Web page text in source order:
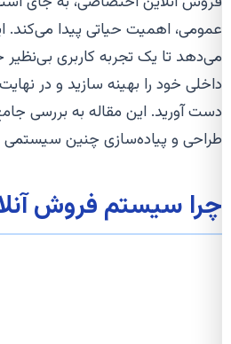
عمومی، اهمیت حیاتی پیدا می‌کند.
می‌دهد تا یک تجربه کاربری بی‌نظیر
داخلی خود را بهینه سازید و در
دست آورید. این مقاله به بررسی
طراحی و پیاده‌سازی چنین سیستمی
چرا سیستم فروش